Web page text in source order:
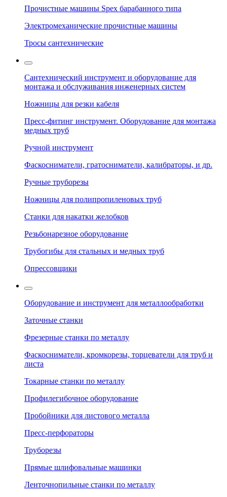
Прочистные машины Spex барабанного типа
Электромеханические прочистные машины
Тросы сантехнические
Сантехнический инструмент и оборудование для
монтажа и обслуживания инженерных систем
Ножницы для резки кабеля
Пресс-фитинг инструмент. Оборудование для монтажа
медных труб
Ручной инструмент
Фаскосниматели, гратосниматели, калибраторы, и др.
Ручные труборезы
Ножницы для полипропиленовых труб
Станки для накатки желобков
Резьбонарезное оборудование
Трубогибы для стальных и медных труб
Опрессовщики
Оборудование и инструмент для металлообработки
Заточные станки
Фрезерные станки по металлу
Фаскосниматели, кромкорезы, торцеватели для труб и
листа
Токарные станки по металлу
Профилегибочное оборудование
Пробойники для листового металла
Пресс-перфораторы
Труборезы
Прямые шлифовальные машинки
Ленточнопильные станки по металлу